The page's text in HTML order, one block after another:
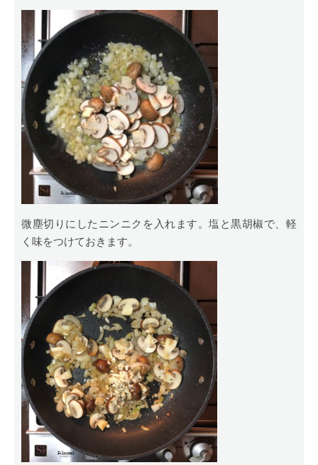
微塵切りにしたニンニクを入れます。塩と黒胡椒で、軽
く味をつけておきます。